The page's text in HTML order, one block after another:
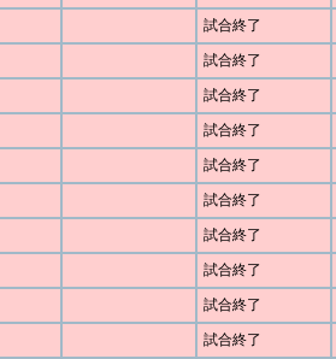
試合終了
試合終了
試合終了
試合終了
試合終了
試合終了
試合終了
試合終了
試合終了
試合終了